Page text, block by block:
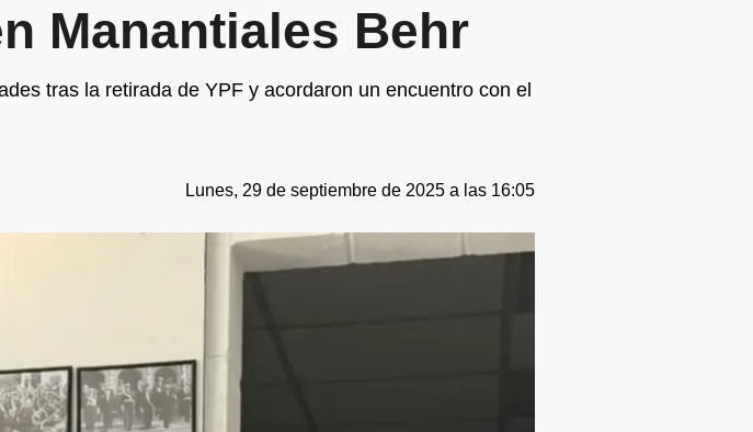
Manantiales Behr
tras la retirada de YPF y acordaron un encuentro con el
Lunes, 29 de septiembre de 2025 a las 16:05